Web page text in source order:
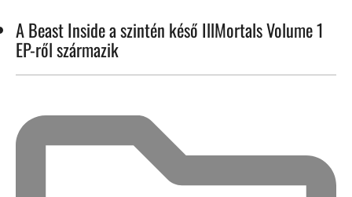
A Beast Inside a szintén késő IllMortals Volume 1
EP-ről származik